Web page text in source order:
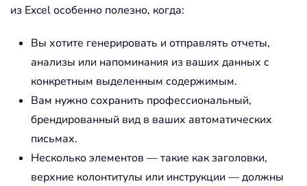
из Excel особенно полезно, когда:
Вы хотите генерировать и отправлять отчеты,
анализы или напоминания из ваших данных с
конкретным выделенным содержимым.
Вам нужно сохранить профессиональный,
брендированный вид в ваших автоматических
письмах.
Несколько элементов — такие как заголовки,
верхние колонтитулы или инструкции — должны